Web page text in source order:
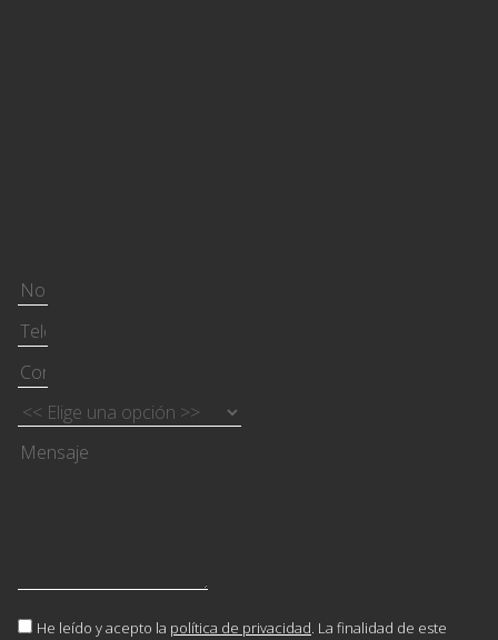
He leído y acepto la política de privacidad. La finalidad de este